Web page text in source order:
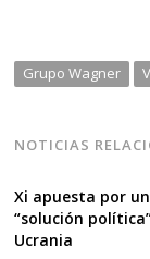
Grupo Wagner
NOTICIAS
Xi apuesta por
“solución
Ucrania